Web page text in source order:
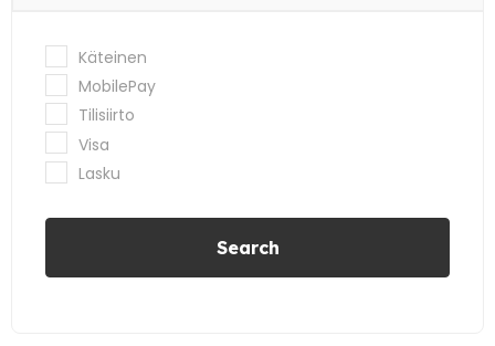
Käteinen
MobilePay
Tilisiirto
Visa
Lasku
Search